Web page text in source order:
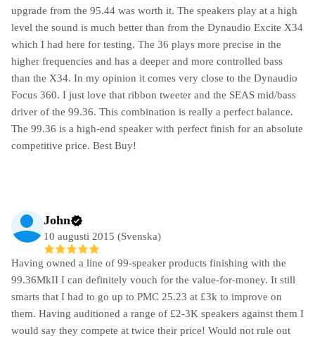
upgrade from the 95.44 was worth it. The speakers play at a high
level the sound is much better than from the Dynaudio Excite X34
which I had here for testing. The 36 plays more precise in the
higher frequencies and has a deeper and more controlled bass
than the X34. In my opinion it comes very close to the Dynaudio
Focus 360. I just love that ribbon tweeter and the SEAS mid/bass
driver of the 99.36. This combination is really a perfect balance.
The 99.36 is a high-end speaker with perfect finish for an absolute
competitive price. Best Buy!
John
10 augusti 2015 (Svenska)
Having owned a line of 99-speaker products finishing with the
99.36MkII I can definitely vouch for the value-for-money. It still
smarts that I had to go up to PMC 25.23 at £3k to improve on
them. Having auditioned a range of £2-3K speakers against them I
would say they compete at twice their price! Would not rule out